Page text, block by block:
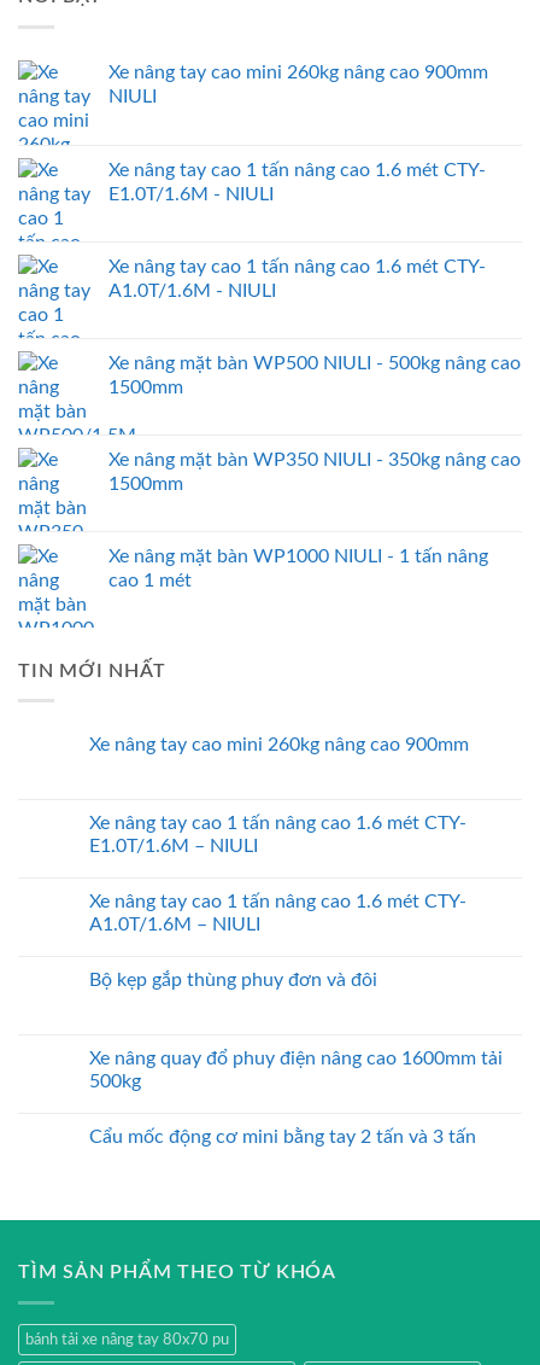
Xe nâng tay cao mini 260kg nâng cao 900mm
NIULI
Xe nâng tay cao 1 tấn nâng cao 1.6 mét CTY-
E1.0T/1.6M - NIULI
Xe nâng tay cao 1 tấn nâng cao 1.6 mét CTY-
A1.0T/1.6M - NIULI
Xe nâng mặt bàn WP500 NIULI - 500kg nâng cao
1500mm
Xe nâng mặt bàn WP350 NIULI - 350kg nâng cao
1500mm
Xe nâng mặt bàn WP1000 NIULI - 1 tấn nâng
cao 1 mét
TIN MỚI NHẤT
Xe nâng tay cao mini 260kg nâng cao 900mm
Xe nâng tay cao 1 tấn nâng cao 1.6 mét CTY-
E1.0T/1.6M – NIULI
Xe nâng tay cao 1 tấn nâng cao 1.6 mét CTY-
A1.0T/1.6M – NIULI
Bộ kẹp gắp thùng phuy đơn và đôi
Xe nâng quay đổ phuy điện nâng cao 1600mm tải
500kg
Cẩu mốc động cơ mini bằng tay 2 tấn và 3 tấn
TÌM SẢN PHẨM THEO TỪ KHÓA
bánh tải xe nâng tay 80x70 pu